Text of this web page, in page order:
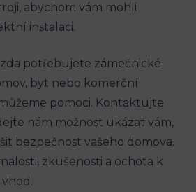
abychom vám mohli
instalaci.
potřebujete zámečnické
byt nebo komerční
pomoci. Kontaktujte
nám možnost ukázat vám,
bezpečnost vašeho domova.
zkušenosti a ochota k